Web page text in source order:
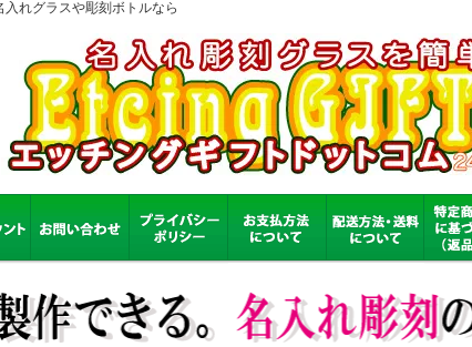
れグラスや彫刻ボトルなら